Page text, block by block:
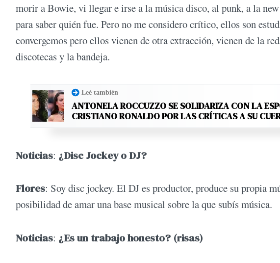
morir a Bowie, vi llegar e irse a la música disco, al punk, a la
para saber quién fue. Pero no me considero crítico, ellos son
convergemos pero ellos vienen de otra extracción, vienen de la
discotecas y la bandeja.
Leé también
ANTONELA ROCCUZZO SE SOLIDARIZA CON LA
CRISTIANO RONALDO POR LAS CRÍTICAS A SU
Noticias: ¿Disc Jockey o DJ?
Flores: Soy disc jockey. El DJ es productor, produce su propia
posibilidad de amar una base musical sobre la que subís música.
Noticias: ¿Es un trabajo honesto? (risas)